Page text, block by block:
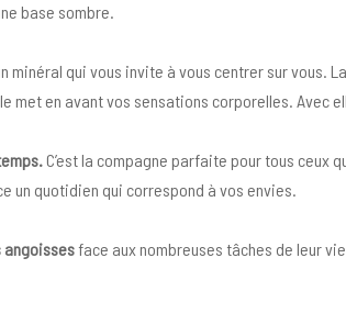
base sombre.
qui vous invite à vous centrer sur vous.
met en avant vos sensations corporelles. Avec
C’est la compagne parfaite pour tous ceux
un quotidien qui correspond à vos envies.
angoissesface aux nombreuses tâches de leur